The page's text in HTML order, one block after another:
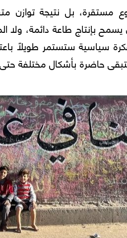
بل نتيجة توازن
يسمح بإنتاج طاعة دائمة،
ستستمر طويلًا
حاضرة بأشكال مختلفة